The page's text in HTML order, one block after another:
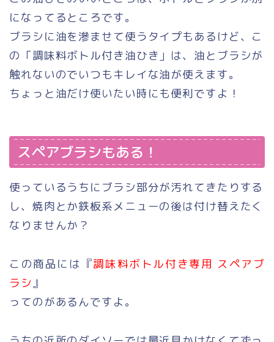
になってるところです。
ブラシに油を滲ませて使うタイプもあるけど、こ
の「調味料ボトル付き油ひき」は、油とブラシが
触れないのでいつもキレイな油が使えます。
ちょっと油だけ使いたい時にも便利ですよ！
スペアブラシもある！
使っているうちにブラシ部分が汚れてきたりする
し、焼肉とか鉄板系メニューの後は付け替えたく
なりませんか？
この商品には『調味料ボトル付き専用 スペアブ
ラシ』
ってのがあるんですよ。